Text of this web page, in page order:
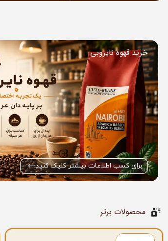
خرید قهوه نایروبی
برای کسب اطلاعات بیشتر کلیک کنید
محصولات برتر